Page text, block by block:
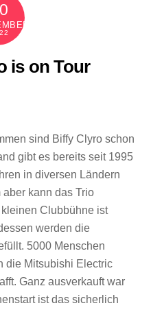
is on Tour
sind Biffy Clyro schon
gibt es bereits seit 1995
in diversen Ländern
kann das Trio
Clubbühne ist
werden die
5000 Menschen
die Mitsubishi Electric
Ganz ausverkauft war
ist das sicherlich